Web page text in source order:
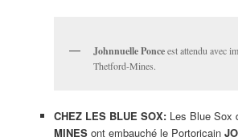
Johnnuelle Ponceest attendu avec
Thetford-Mines.
CHEZ LES BLUE SOX: Les Blue Sox
MINESont embauché le Portoricain